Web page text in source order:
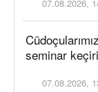
07.08.2026,
seminar
07.08.2026,